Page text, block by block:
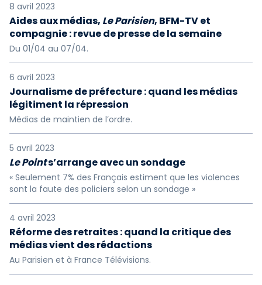
8 avril 2023
Aides aux médias, Le Parisien, BFM-TV et
compagnie : revue de presse de la semaine
Du 01/04 au 07/04.
6 avril 2023
Journalisme de préfecture : quand les médias
légitiment la répression
Médias de maintien de l’ordre.
5 avril 2023
Le Points’arrange avec un sondage
« Seulement 7% des Français estiment que les violences
sont la faute des policiers selon un sondage »
4 avril 2023
Réforme des retraites : quand la critique des
médias vient des rédactions
Au Parisien et à France Télévisions.